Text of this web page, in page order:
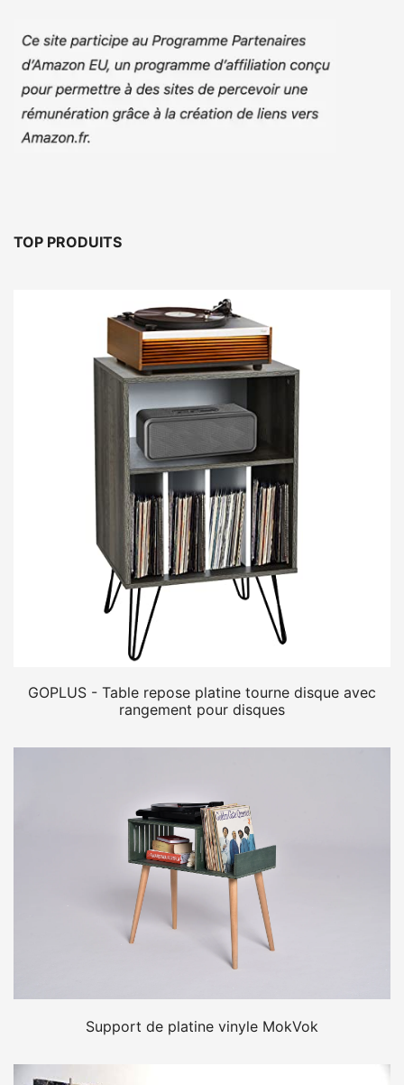
TOP PRODUITS
GOPLUS - Table repose platine tourne disque avec
rangement pour disques
Support de platine vinyle MokVok